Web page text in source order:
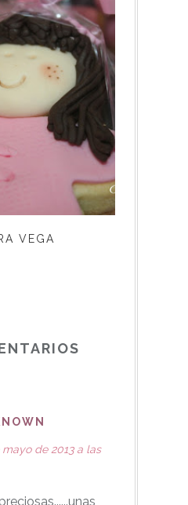
VEGA
mayo de 2013 a las